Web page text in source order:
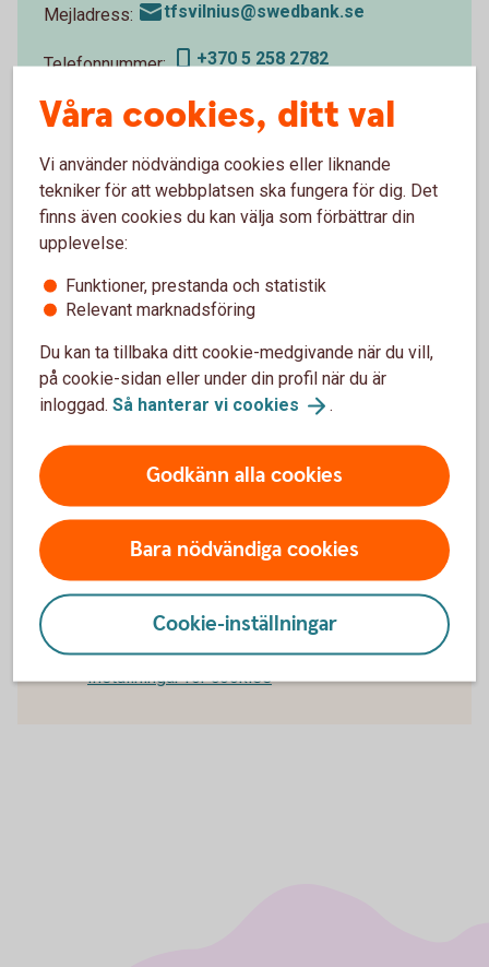
Mejladress: tfsvilnius@swedbank.se
Telefonnummer: +370 5 258 2782
Vanliga frågor och svar
Vad heter dokumentinkasso på engelska?
importinkasso?
Finns det någon garanti från banken att
leverantören får betalt under ett
importinkasso?
För att se detta innehåll behöver du först
godkänna cookies för Funktioner, prestanda
och statistik.
Inställningar för cookies
Våra cookies, ditt val
Vi använder nödvändiga cookies eller liknande
tekniker för att webbplatsen ska fungera för dig. Det
finns även cookies du kan välja som förbättrar din
upplevelse:
Funktioner, prestanda och statistik
Relevant marknadsföring
Du kan ta tillbaka ditt cookie-medgivande när du vill,
på cookie-sidan eller under din profil när du är
inloggad. Så hanterar vi cookies .
Godkänn alla cookies
Bara nödvändiga cookies
Cookie-inställningar